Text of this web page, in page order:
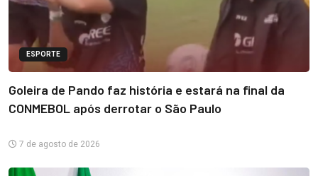
ESPORTE
Goleira de Pando faz história e estará na final da
CONMEBOL após derrotar o São Paulo
7 de agosto de 2026